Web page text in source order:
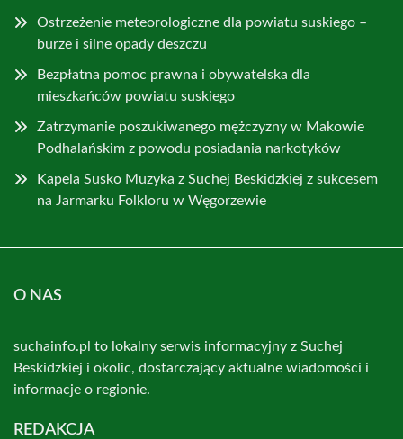
Ostrzeżenie meteorologiczne dla powiatu suskiego –
burze i silne opady deszczu
Bezpłatna pomoc prawna i obywatelska dla
mieszkańców powiatu suskiego
Zatrzymanie poszukiwanego mężczyzny w Makowie
Podhalańskim z powodu posiadania narkotyków
Kapela Susko Muzyka z Suchej Beskidzkiej z sukcesem
na Jarmarku Folkloru w Węgorzewie
O NAS
suchainfo.pl to lokalny serwis informacyjny z Suchej
Beskidzkiej i okolic, dostarczający aktualne wiadomości i
informacje o regionie.
REDAKCJA